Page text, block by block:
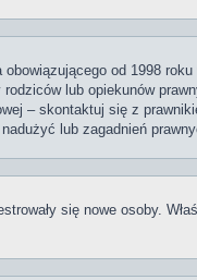
od 1998
lub opiekunów
– skontaktuj się z
lub zagadnień
się nowe osoby.